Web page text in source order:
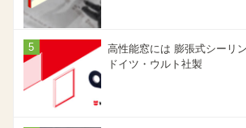
高性能窓には 膨張式シーリ
ドイツ・ウルト社製